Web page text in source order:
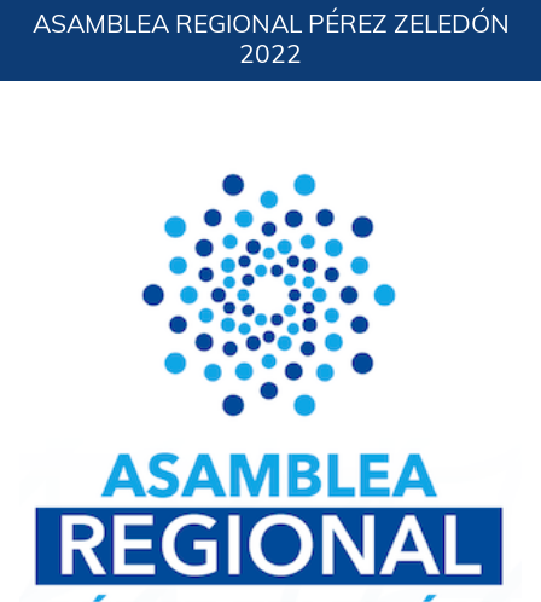
ASAMBLEA REGIONAL PÉREZ ZELEDÓN
2022